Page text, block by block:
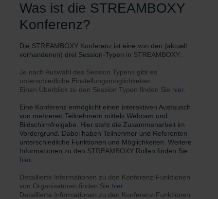
Was ist die STREAMBOXY
Konferenz?
Die STREAMBOXY Konferenz ist eine von den (aktuell
vorhandenen) drei Session-Typen in STREAMBOXY
Je nach Auswahl des Session Typens gibt es
unterschiedliche Einstellungsmöglichkeiten.
Einen Überblick zu den Session Typen finden Sie hier
Eine Konferenz ermöglicht einen interaktiven Austausch
von mehreren Teilnehmern mittels Webcam und
Bildschirmfreigabe. Hier steht die Zusammenarbeit im
Vordergrund. Dabei haben Teilnehmer und Referenten
unterschiedliche Funktionen und Möglichkeiten. Weitere
Informationen zu den STREAMBOXY Rollen finden Sie
hier
Detaillierte Informationen zu den Konferenz-Funktionen
von Organisatoren finden Sie hier
Detaillierte Informationen zu den Konferenz-Funktionen